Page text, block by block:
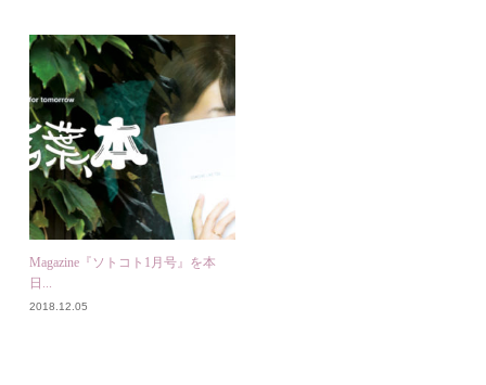
Magazine『ソトコト1月号』を本
日...
2018.12.05